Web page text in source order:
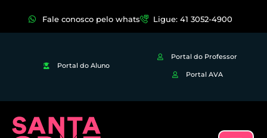
Fale conosco pelo whats Ligue: 41 3052-4900
Portal do Aluno
Portal do Professor
Portal AVA